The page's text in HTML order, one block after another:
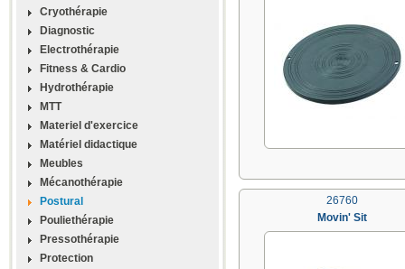
Cryothérapie
Diagnostic
Electrothérapie
Fitness & Cardio
Hydrothérapie
MTT
Materiel d'exercice
Matériel didactique
Meubles
Mécanothérapie
Postural
Pouliethérapie
Pressothérapie
Protection
26760
Movin' Sit